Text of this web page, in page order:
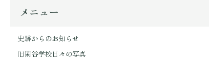
メニュー
史跡からのお知らせ
旧閑谷学校日々の写真